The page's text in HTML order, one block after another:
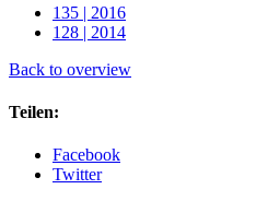
135 | 2016
128 | 2014
Back to overview
Teilen:
Facebook
Twitter